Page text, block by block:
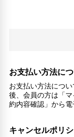
お支払い方法に
お支払い方法につ
後、会員の方は「
約内容確認」から電
キャンセルポリ